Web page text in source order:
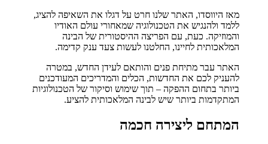
מאז היווסדו, האתר שלנו חרט על דגלו את השאיפה להציג,
ללמד ולהנגיש את הטכנולוגיה שמאחורי עולם האודיו
והמוזיקה. כעת, עם הפריצה ההיסטורית של הבינה
המלאכותית לחיינו, החלטנו לעשות צעד ענק קדימה.
האתר עבר מתיחת פנים והותאם לעידן החדש, במטרה
להעניק לכם את החדשות, הכלים והמדריכים המעודכנים
ביותר בתחום ההפקה – תוך שימוש וסיקור של הטכנולוגיות
המתקדמות ביותר שיש לבינה המלאכותית להציע.
המתחם ליצירה חכמה